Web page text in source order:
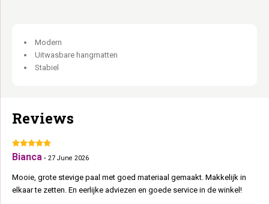
Modern
Uitwasbare hangmatten
Stabiel
Reviews
Bianca - 27 June 2026
Mooie, grote stevige paal met goed materiaal gemaakt. Makkelijk in
elkaar te zetten. En eerlijke adviezen en goede service in de winkel!